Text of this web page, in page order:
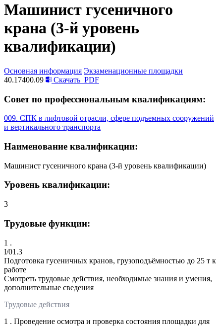
Машинист гусеничного
крана (3-й уровень
квалификации)
Основная информация Экзаменационные площадки
40.17400.09
Скачать PDF
Совет по профессиональным квалификациям:
009. СПК в лифтовой отрасли, сфере подъемных сооружений
и вертикального транспорта
Наименование квалификации:
Машинист гусеничного крана (3-й уровень квалификации)
Уровень квалификации:
3
Трудовые функции:
1 .
I/01.3
Подготовка гусеничных кранов, грузоподъёмностью до 25 т к
работе
Смотреть трудовые действия, необходимые знания и умения,
дополнительные сведения
Трудовые действия
1 . Проведение осмотра и проверка состояния площадки для